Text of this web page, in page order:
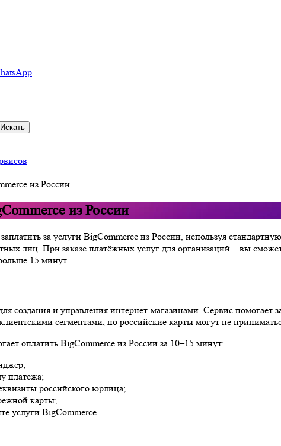
Искать
из России
из России
заплатить за услуги BigCommerce из России, используя
лиц. При заказе платёжных услуг для организаций – вы
15 минут
создания и управления интернет-магазинами. Сервис помогает
сегментами, но российские карты могут не
оплатить BigCommerce из России за 10–15 минут:
платежа;
российского юрлица;
карты;
услуги BigCommerce.